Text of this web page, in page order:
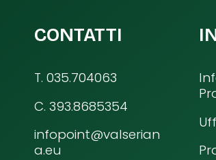
CONTATTI
T. 035.704063
C. 393.8685354
infopoint@valserian
a.eu